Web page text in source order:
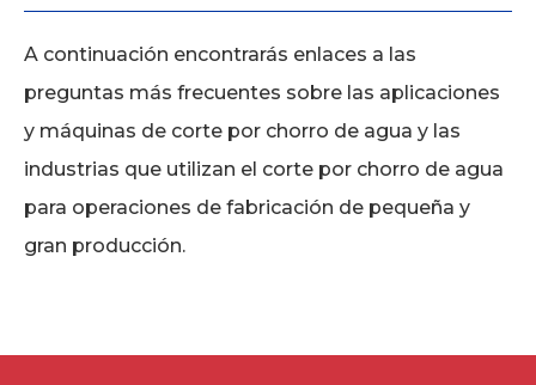
A continuación encontrarás enlaces a las
preguntas más frecuentes sobre las aplicaciones
y máquinas de corte por chorro de agua y las
industrias que utilizan el corte por chorro de agua
para operaciones de fabricación de pequeña y
gran producción.